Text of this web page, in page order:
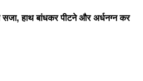
सजा, हाथ बांधकर पीटने और अर्धनग्न कर